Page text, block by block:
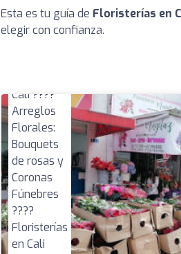
Esta es tu guía de Floristerías en
elegir con confianza.